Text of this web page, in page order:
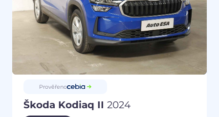
Prověřeno
Škoda Kodiaq II 2024